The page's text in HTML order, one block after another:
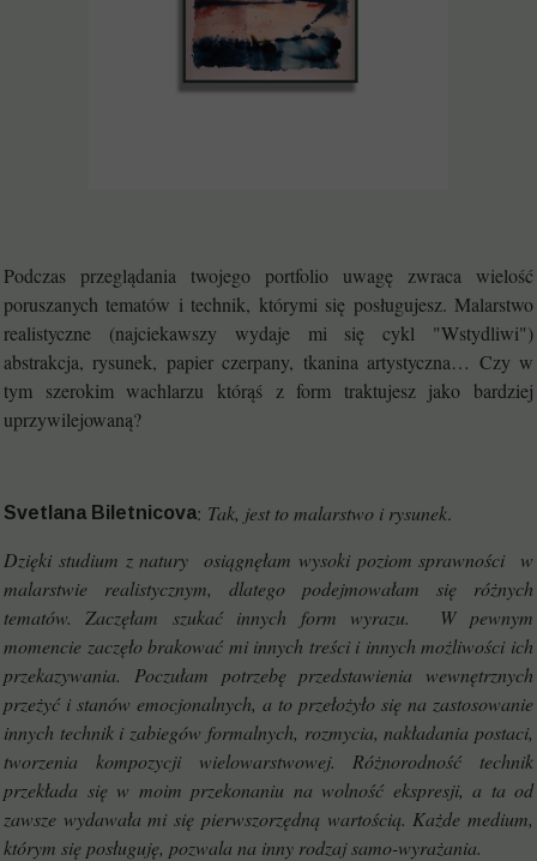
Podczas przeglądania twojego portfolio uwagę zwraca wielość
poruszanych tematów i technik, którymi się posługujesz. Malarstwo
realistyczne (najciekawszy wydaje mi się cykl "Wstydliwi")
abstrakcja, rysunek, papier czerpany, tkanina artystyczna… Czy w
tym szerokim wachlarzu którąś z form traktujesz jako bardziej
uprzywilejowaną?
Svetlana Biletnicova: Tak, jest to malarstwo i rysunek.
Dzięki studium z natury osiągnęłam wysoki poziom sprawności w
malarstwie realistycznym, dlatego podejmowałam się różnych
tematów. Zaczęłam szukać innych form wyrazu. W pewnym
momencie zaczęło brakować mi innych treści i innych możliwości ich
przekazywania. Poczułam potrzebę przedstawienia wewnętrznych
przeżyć i stanów emocjonalnych, a to przełożyło się na zastosowanie
innych technik i zabiegów formalnych, rozmycia, nakładania postaci,
tworzenia kompozycji wielowarstwowej. Różnorodność technik
przekłada się w moim przekonaniu na wolność ekspresji, a ta od
zawsze wydawała mi się pierwszorzędną wartością. Każde medium,
którym się posługuję, pozwala na inny rodzaj samo-wyrażania.